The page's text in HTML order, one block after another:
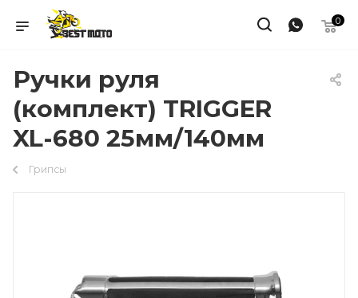
0
Ручки руля
(комплект) TRIGGER
XL-680 25мм/140мм
Грипсы